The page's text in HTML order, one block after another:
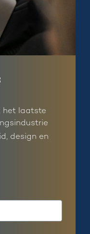
het laatste
design en